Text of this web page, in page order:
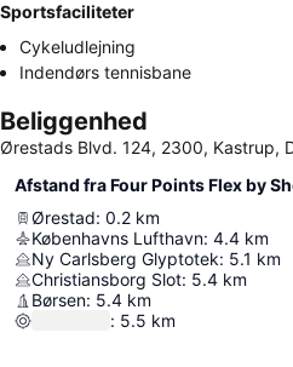
Sportsfaciliteter
Cykeludlejning
Indendørs tennisbane
Beliggenhed
Ørestads Blvd. 124, 2300, Kastrup,
Afstand fra Four Points Flex by
Ørestad: 0.2 km
Københavns Lufthavn: 4.4 km
Ny Carlsberg Glyptotek: 5.1 km
Christiansborg Slot: 5.4 km
Børsen: 5.4 km
: 5.5 km